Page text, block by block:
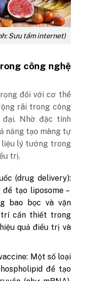
Sưu tầm internet)
công nghệ
đối với cơ thể
rãi trong công
Nhờ đặc tính
năng tạo màng tự
liệu lý tưởng trong
trị.
(drug delivery):
để tạo liposome –
bao bọc và vận
trí cần thiết trong
quả điều trị và
Một số loại
để tạo